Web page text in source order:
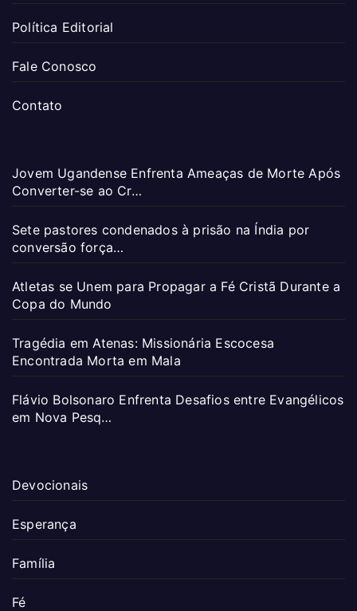
Política Editorial
Fale Conosco
Contato
Jovem Ugandense Enfrenta Ameaças de Morte Após
Converter-se ao Cr…
Sete pastores condenados à prisão na Índia por
conversão força…
Atletas se Unem para Propagar a Fé Cristã Durante a
Copa do Mundo
Tragédia em Atenas: Missionária Escocesa
Encontrada Morta em Mala
Flávio Bolsonaro Enfrenta Desafios entre Evangélicos
em Nova Pesq…
Devocionais
Esperança
Família
Fé